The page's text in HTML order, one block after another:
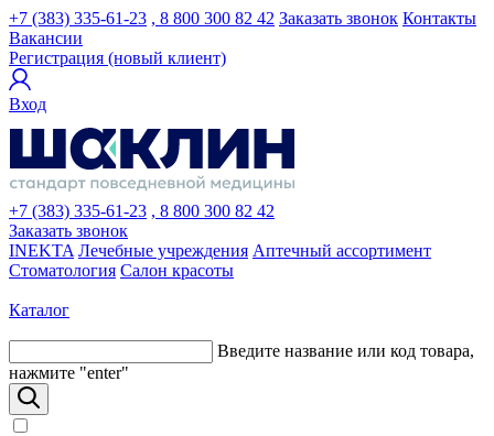
+7 (383) 335-61-23 , 8 800 300 82 42 Заказать звонок Контакты
Вакансии
Регистрация (новый клиент)
Вход
+7 (383) 335-61-23 , 8 800 300 82 42
Заказать звонок
INEKTA Лечебные учреждения Аптечный ассортимент
Стоматология Салон красоты
Каталог
Введите название или код товара,
нажмите "enter"